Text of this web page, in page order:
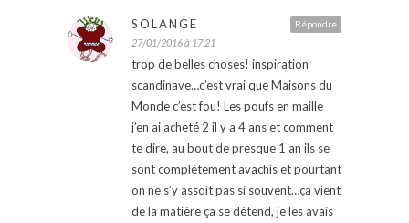
Répondre
SOLANGE
27/01/2016 à 17:21
trop de belles choses! inspiration
scandinave…c’est vrai que Maisons du
Monde c’est fou! Les poufs en maille
j’en ai acheté 2 il y a 4 ans et comment
te dire, au bout de presque 1 an ils se
sont complètement avachis et pourtant
on ne s’y assoit pas si souvent…ça vient
de la matière ça se détend, je les avais